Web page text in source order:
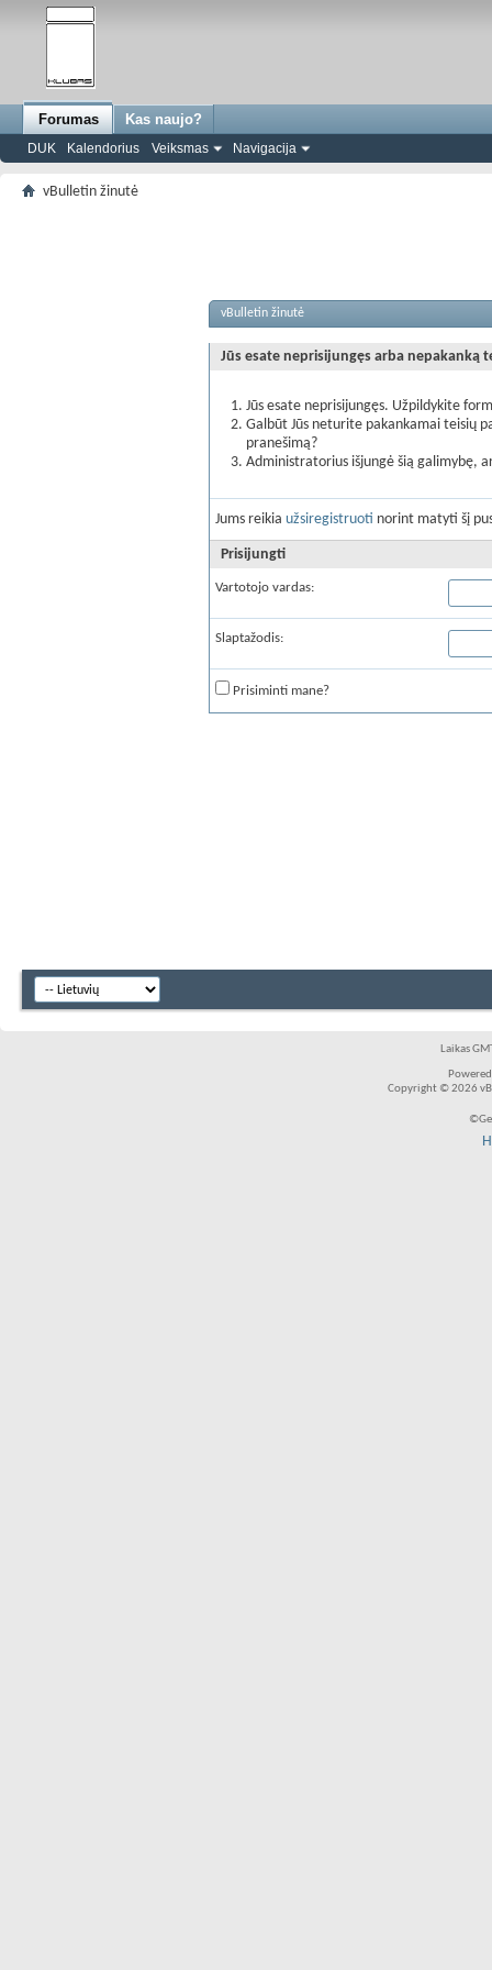
Forumas
DUK Kalendorius Veiksmas Navigacija
Kas naujo?
vBulletin žinutė
vBulletin žinutė
Jūs esate neprisijungęs arba nepakanką
Jūs esate neprisijungęs. Užpildykite
Galbūt Jūs neturite pakankamai teisių
pranešimą?
Administratorius išjungė šią galimybę,
Jums reikia užsiregistruoti norint matyti šį
Prisijungti
Vartotojo vardas:
Slaptažodis:
Prisiminti mane?
Laikas
Copyright © 2026